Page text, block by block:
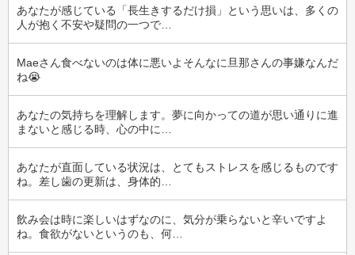
あなたが感じている「長生きするだけ損」という思いは、多くの
人が抱く不安や疑問の一つで…
Maeさん食べないのは体に悪いよそんなに旦那さんの事嫌なんだ
ね😭
あなたの気持ちを理解します。夢に向かっての道が思い通りに進
まないと感じる時、心の中に…
あなたが直面している状況は、とてもストレスを感じるものです
ね。差し歯の更新は、身体的…
飲み会は時に楽しいはずなのに、気分が乗らないと辛いですよ
ね。食欲がないというのも、何…